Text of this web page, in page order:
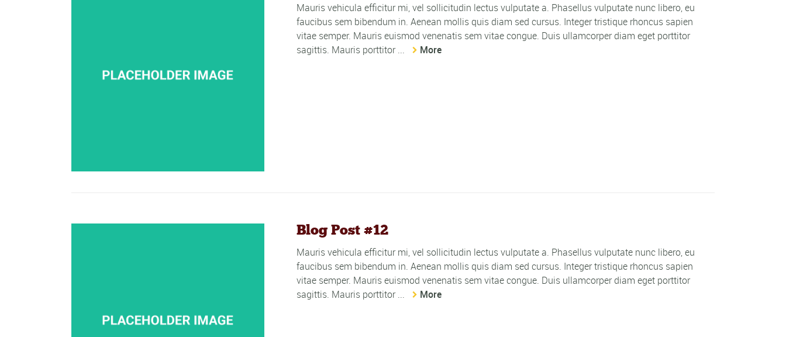
Mauris vehicula efficitur mi, vel sollicitudin lectus vulputate a. Phasellus vulputate nunc libero, eu
faucibus sem bibendum in. Aenean mollis quis diam sed cursus. Integer tristique rhoncus sapien
vitae semper. Mauris euismod venenatis sem vitae congue. Duis ullamcorper diam eget porttitor
sagittis. Mauris porttitor ...
More
Blog Post #12
Mauris vehicula efficitur mi, vel sollicitudin lectus vulputate a. Phasellus vulputate nunc libero, eu
faucibus sem bibendum in. Aenean mollis quis diam sed cursus. Integer tristique rhoncus sapien
vitae semper. Mauris euismod venenatis sem vitae congue. Duis ullamcorper diam eget porttitor
sagittis. Mauris porttitor ...
More